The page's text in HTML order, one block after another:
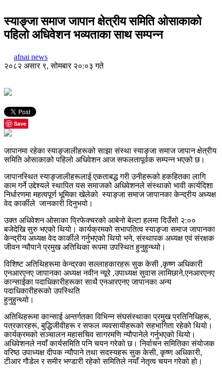
स्याङ्जा समाज जापान क्षेत्रीय समिति ओसाकाको
पहिलो अधिवेशन भव्यताका साथ सम्पन्न
afnai news
२०८२ असार ९, सोमबार २०:०३ गते
Save
जापानमा रहेका स्याङ्जालीहरूको साझा संस्था स्याङ्जा समाज जापान क्षेत्रीय
समिति ओसाकाको पहिलो अधिवेशन आज सफलतापूर्वक सम्पन्न भएको छ।
जापानस्थित स्याङ्जालीहरूलाई एकताबद्ध गरी उनीहरूको हकहितका लागि
काम गर्ने उद्देश्यले स्थापित यस समाजको अधिवेशनले संस्थाको भावी कार्यदिशा
निर्धारणमा महत्वपूर्ण भूमिका खेलेको स्याङ्जा समाज जापानका केन्द्रीय अध्यक्ष
वेद कार्कीले जानकारी दिनुभयो।
उक्त अधिवेशन ओसाका प्रिफेक्चरको आबेनो बेल्टा हलमा दिउँसो २:००
बजेदेखि सुरु भएको थियो। कार्यक्रमको सभापतित्व स्याङ्जा समाज जापानका
केन्द्रीय अध्यक्ष वेद कार्कीले गर्नुभएको थियो भने, संस्थापक अध्यक्ष एवं संरक्षक
जीवन न्यौपाने प्रमुख अतिथिका रूपमा उपस्थित हुनुहुन्थ्यो।
विशिष्ट अतिथिहरूमा केन्द्रका सल्लाहकारहरू सुक केसी ,कृष्ण अधिकारी
एनआरएनए जापानका अध्यक्ष नवीन न्यूरे ,उपाध्यक्ष सुवास लामिछाने,एनआरएनए
कान्साईका पदाधिकारीहरूका साथै एनआरएनए जापानका अन्य
पदाधिकारीहरूको उपस्थिति
हुनुहुन्थ्यो।
अतिथिहरूमा कान्साई अन्तर्गतका विभिन्न संघसंस्थाका प्रमुख प्रतिनिधिहरू,
पत्रकारहरू, बुद्धिजीवीहरू र सफल व्यवसायीहरूको सहभागिता रहेको थियो।
कार्यक्रमको सञ्चालन महासचिव सागरमणि न्यौपानेले गर्नुभएको थियो।
अधिवेशनले नयाँ कार्यसमिति पनि चयन गरेको छ। निर्वाचन समितिका संयोजक
वरिष्ठ उपाध्यक्ष दीपक न्यौपाने तथा सदस्यहरू सुक केसी, कृष्ण अधिकारी,
टीआर गौडेल र समीर भण्डारी रहेको समितिले नयाँ नेतृत्व चयन गरेको हो।